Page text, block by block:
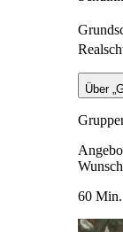
Über
60 Min.